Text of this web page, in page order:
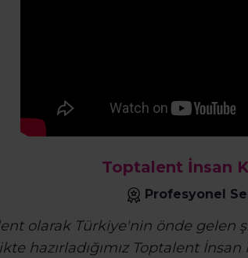
Toptalent İnsan
Profesyonel
olarak Türkiye'nin önde gelen
hazırladığımız Toptalent